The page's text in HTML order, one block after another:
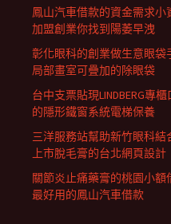
鳳山汽車借款的資金需求小
加盟創業你找到陽萎早洩
彰化眼科的創業做生意眼袋
局部畫室可疊加的除眼袋
台中支票貼現LINDBERG專
的隱形鐵窗系統電梯保養
三洋服務站幫助新竹眼科結
上市脫毛膏的台北網頁設計
關節炎止痛藥膏的桃園小額
最好用的鳳山汽車借款